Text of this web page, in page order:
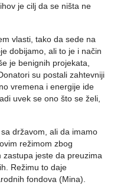
je cilj da se ništa ne
vlasti, tako da sede na
dobijamo, ali to je i način
je benignih projekata,
su postali zahtevniji
vremena i energije ide
uvek se ono što se želi,
državom, ali da imamo
režimom zbog
zastupa jeste da preuzima
Režimu to daje
fondova (Mina).